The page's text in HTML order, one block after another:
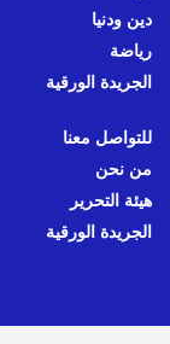
دين ودنيا
رياضة
الجريدة الورقية
للتواصل معنا
من نحن
هيئة التحرير
الجريدة الورقية